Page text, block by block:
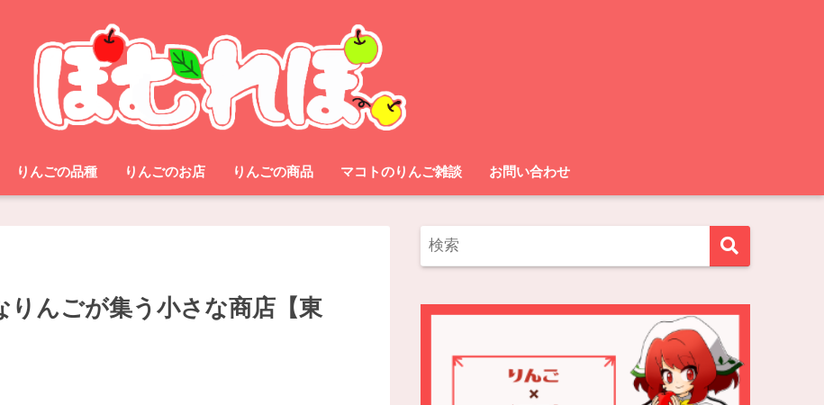
りんごの品種 りんごのお店 りんごの商品 マコトのりんご雑談 お問い合わせ
りんごが集う小さな商店【東